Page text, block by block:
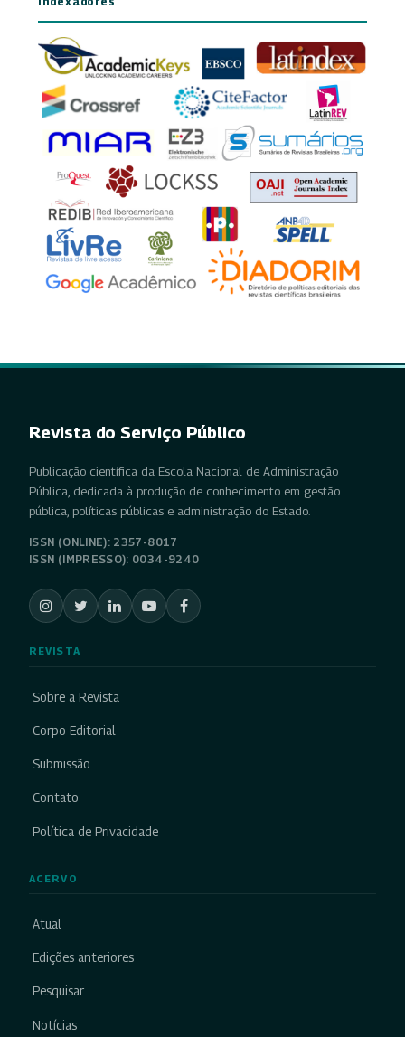
Revista do Serviço Público
Publicação científica da Escola Nacional de Administração
Pública, dedicada à produção de conhecimento em gestão
pública, políticas públicas e administração do Estado.
ISSN (ONLINE): 2357-8017
ISSN (IMPRESSO): 0034-9240
REVISTA
Sobre a Revista
Corpo Editorial
Submissão
Contato
Política de Privacidade
ACERVO
Atual
Edições anteriores
Pesquisar
Notícias